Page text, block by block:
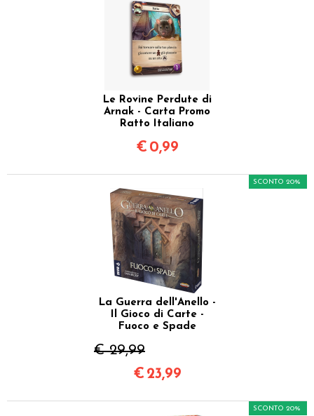
Le Rovine Perdute di
Arnak - Carta Promo
Ratto Italiano
€ 0,99
La Guerra dell'Anello -
Il Gioco di Carte -
Fuoco e Spade
€ 29,99
SCONTO 20%
€ 23,99
SCONTO 20%